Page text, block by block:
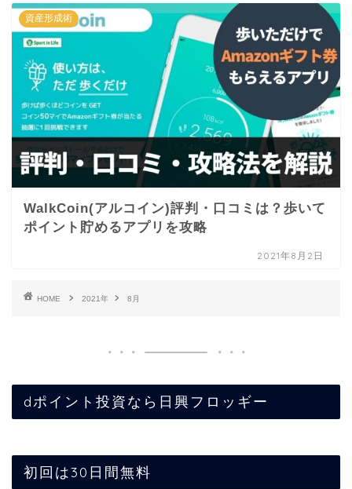
資産形成術
WalkCoin(アルコイン)評判・口コミは？歩いて
ポイント貯めるアプリを攻略
2021年8月2日
HOME 2021年 8月
dポイント投資なら日興フロッギー
初回は30日間無料